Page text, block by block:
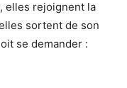
elles rejoignent la
sortent de son
se demander :